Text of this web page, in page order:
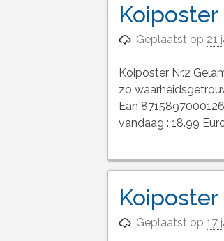
Geplaatst op 21
Koiposter Nr.2
zo
Ean
vandaag : 18.99
Geplaatst op17